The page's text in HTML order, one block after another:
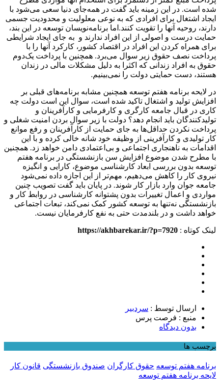
شده است. در این زمینه باید گفت در همه‌جای دنیا سعی می‌شود با
ایجاد اشتغال برای افرادی که به نوعی معلولیت و محدودیت جسمی
دارند، روحیه آنها را تقویت کنند.اما برنامه‌نویسان توسعه در این بند،
حمایت درست و اصولی از این افراد ندارند و به جای ایجاد شرایطی
برای همراه کردن این افراد در اقتصاد کشور، کارکرد آنها را با
پرداخت نصف حقوق زیر سوال می‌برد. همچنین با پرداخت یک‌دوم
حقوق به افراد زندانی که اکثرا به دلیل مشکلات مالی در زندان
هستند، دست حمایتی دولت را نمی‌بینیم.
در لایحه برنامه هفتم توسعه همچنین مشابه برنامه‌های قبلی بر
افزایش تولید و اشتغال تاکید شده است، سوال این است دولت چه
کاری در قبال جامعه کارگری و کارفرمایی و کارآفرینان و
تولیدکنندگان باید انجام دهد؟ دولت با زیر سوال بردن امنیت شغلی و
پرداخت نکردن حداقل‌ها به جای حمایت از کارآفرینان و رفع موانع
کار تولیدی و کارآفرینی از وظیفه خود شانه خالی کرده و با این
اقدامات به ناهنجاری اجتماعی و بی‌اعتمادی دامن خواهد زد. همچنین
با مطرح شدن موضوع افزایش سن بازنشستگی در برنامه هفتم
توسعه بدون بررسی ابعاد کارشناسی موضوع، کارایی و انگیزه
نیروی کار را کاهش می‌دهیم، مهم‌تر از این اجازه داده نمی‌شود
جامعه جوان وارد بازار کار شوند. در پایان باید گفت تصویب چنین
مواردی و اعمال تغییرات بدون پشتوانه کارشناسی در روابط کار و
بازنشستگی نه‌تنها به توسعه کشور کمک نمی‌کند، تبعات اجتماعی
خواهد داشت و در بلندمدت حتی به نفع کارفرمایان نیست.
لینک کوتاه : https://akhbarekar.ir/?p=7920
ارسال توسط : سردبیر
منبع : فرصت پرس
بدون دیدگاه
برچسب ها
برنامه هفتم توسعه حقوق کارگران صندوق بازنشستگی قانون کار
لایحه برنامه هفتم توسعه